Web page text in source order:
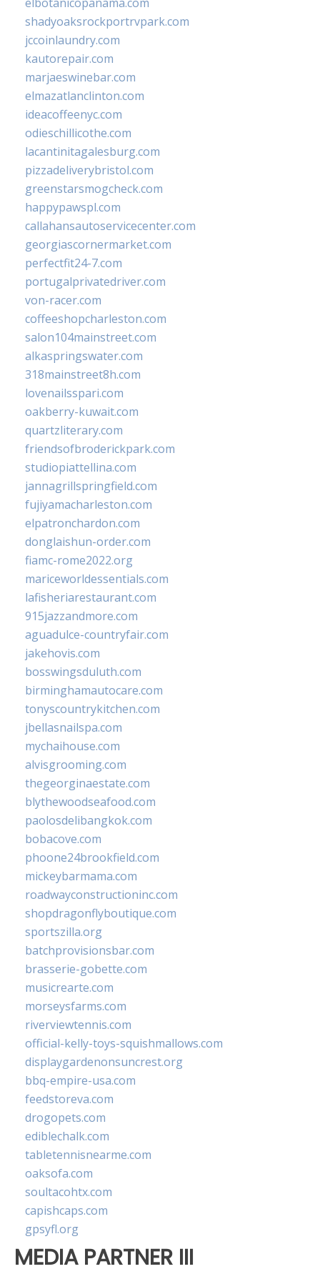
shadyoaksrockportrvpark.com
jccoinlaundry.com
kautorepair.com
marjaeswinebar.com
elmazatlanclinton.com
ideacoffeenyc.com
odieschillicothe.com
lacantinitagalesburg.com
pizzadeliverybristol.com
greenstarsmogcheck.com
happypawspl.com
callahansautoservicecenter.com
georgiascornermarket.com
perfectfit24-7.com
portugalprivatedriver.com
von-racer.com
coffeeshopcharleston.com
salon104mainstreet.com
alkaspringswater.com
318mainstreet8h.com
lovenailsspari.com
oakberry-kuwait.com
quartzliterary.com
friendsofbroderickpark.com
studiopiattellina.com
jannagrillspringfield.com
fujiyamacharleston.com
elpatronchardon.com
donglaishun-order.com
fiamc-rome2022.org
mariceworldessentials.com
lafisheriarestaurant.com
915jazzandmore.com
aguadulce-countryfair.com
jakehovis.com
bosswingsduluth.com
birminghamautocare.com
tonyscountrykitchen.com
jbellasnailspa.com
mychaihouse.com
alvisgrooming.com
thegeorginaestate.com
blythewoodseafood.com
paolosdelibangkok.com
bobacove.com
phoone24brookfield.com
mickeybarmama.com
roadwayconstructioninc.com
shopdragonflyboutique.com
sportszilla.org
batchprovisionsbar.com
brasserie-gobette.com
musicrearte.com
morseysfarms.com
riverviewtennis.com
official-kelly-toys-squishmallows.com
displaygardenonsuncrest.org
bbq-empire-usa.com
feedstoreva.com
drogopets.com
ediblechalk.com
tabletennisnearme.com
oaksofa.com
soultacohtx.com
capishcaps.com
gpsyfl.org
MEDIA PARTNER III